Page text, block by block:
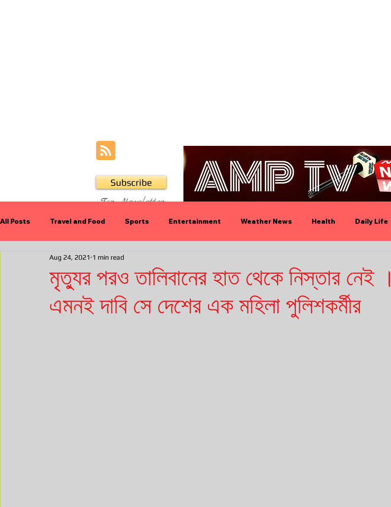
Subscribe
For Newsletter
All Posts Travel and Food Sports Entertainment Weather News Health Daily Life
International Economy
মৃত্যুর পরও তালিবানের হাত থেকে নিস্তার নেই ।
এমনই দাবি সে দেশের এক মহিলা পুলিশকর্মীর
Aug 24, 2021 1 min read